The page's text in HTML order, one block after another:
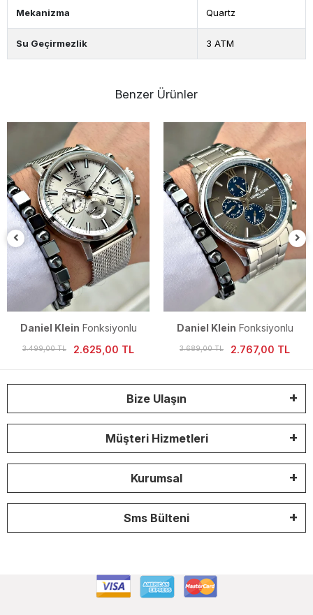
Mekanizma Quartz
Su Geçirmezlik 3 ATM
Benzer Ürünler
Daniel Klein Fonksiyonlu
Erkek Kol Saati
3.499,00 TL 2.625,00 TL
Daniel Klein Fonksiyonlu
Erkek Kol Saati
3.689,00 TL 2.767,00 TL
Bize Ulaşın
Müşteri Hizmetleri
Kurumsal
Sms Bülteni